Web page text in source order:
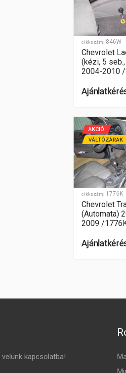
cikkszám: 846W
Chevrolet
(kézi, 5
2004-2010
cikkszám: 1776K
AKCIÓ
VÁLTÓZÁRAK
Chevrolet
(Automata)
2009 /
kapcsolatba!